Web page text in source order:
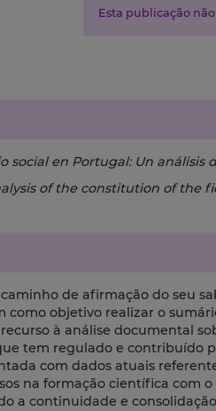
Esta publicação
social en Portugal: Un análisis
of the constitution of the
de afirmação do seu
como objetivo realizar o
à análise documental
tem regulado e contribuído
com dados atuais
na formação científica com
a continuidade e